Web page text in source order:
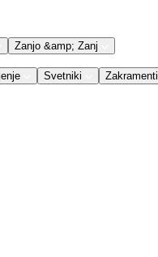
Zanjo &amp; Zanj
Svetniki Zakramenti